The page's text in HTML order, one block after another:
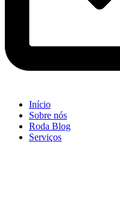
Início
Sobre nós
Roda Blog
Serviços